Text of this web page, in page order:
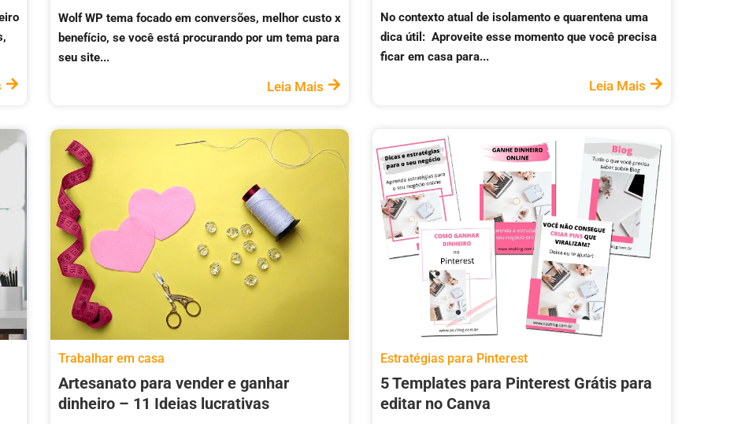
Wolf WP tema focado em conversões, melhor custo x
benefício, se você está procurando por um tema para
seu site...
Leia Mais
No contexto atual de isolamento e quarentena uma
dica útil: Aproveite esse momento que você precisa
ficar em casa para...
Leia Mais
Trabalhar em casa
Artesanato para vender e ganhar
dinheiro – 11 Ideias lucrativas
Estratégias para Pinterest
5 Templates para Pinterest Grátis para
editar no Canva